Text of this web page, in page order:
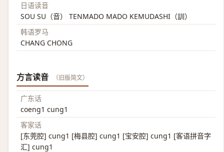
日语读音
SOU SU（音） TENMADO MADO KEMUDASHI（訓）
韩语罗马
CHANG CHONG
方言读音 （旧版简文）
广东话
coeng1 cung1
客家话
[东莞腔] cung1 [梅县腔] cung1 [宝安腔] cung1 [客语拼音字
汇] cung1